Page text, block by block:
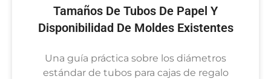
Tamaños De Tubos De Papel Y
Disponibilidad De Moldes Existentes
Una guía práctica sobre los diámetros
estándar de tubos para cajas de regalo